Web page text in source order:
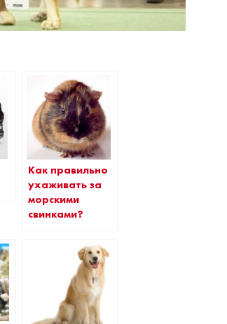
Как правильно
ухаживать за
морскими
свинками?